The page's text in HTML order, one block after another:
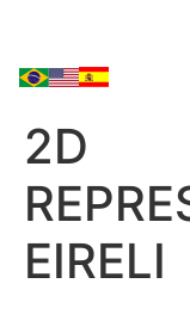
2D
EIRELI